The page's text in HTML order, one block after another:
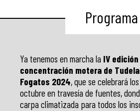
Programa
Ya tenemos en marcha la IV
concentración motera de Tudela
Fogatos 2024, que se celebrará
octubre en travesía de fuentes,
carpa climatizada para todos los